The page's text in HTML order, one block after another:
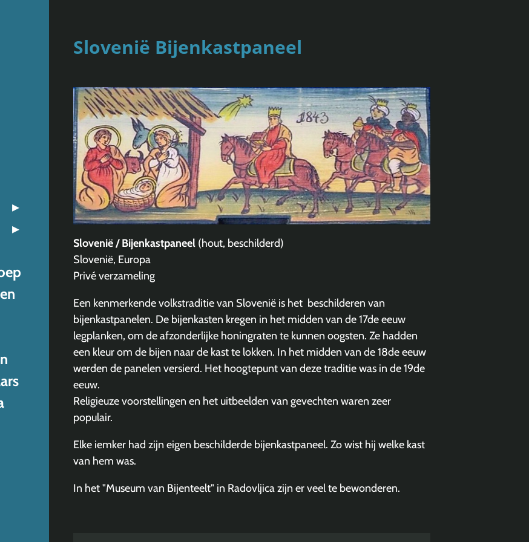
Slovenië Bijenkastpaneel
Slovenië / Bijenkastpaneel (hout, beschilderd)
Slovenië, Europa
Privé verzameling
Een kenmerkende volkstraditie van Slovenië is het beschilderen van
bijenkastpanelen. De bijenkasten kregen in het midden van de 17de eeuw
legplanken, om de afzonderlijke honingraten te kunnen oogsten. Ze hadden
een kleur om de bijen naar de kast te lokken. In het midden van de 18de eeuw
werden de panelen versierd. Het hoogtepunt van deze traditie was in de 19de
eeuw.
Religieuze voorstellingen en het uitbeelden van gevechten waren zeer
populair.
Elke iemker had zijn eigen beschilderde bijenkastpaneel. Zo wist hij welke kast
van hem was.
In het "Museum van Bijenteelt" in Radovljica zijn er veel te bewonderen.